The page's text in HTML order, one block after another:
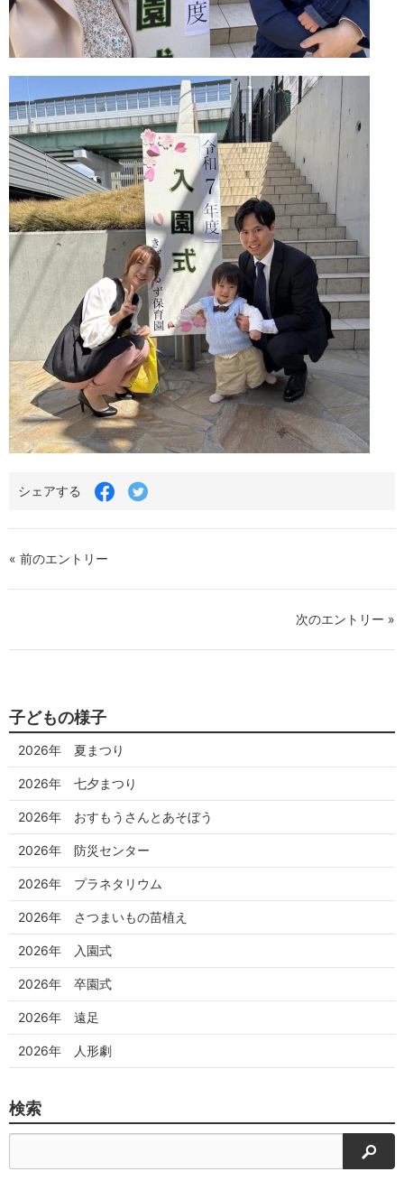
シェアする
Facebook
ェ
Twitter
ェ
« 前のエントリー
次のエントリー »
子どもの様子
2026年 夏まつり
2026年 七夕まつり
2026年 おすもうさんとあそぼう
2026年 防災センター
2026年 プラネタリウム
2026年 さつまいもの苗植え
2026年 入園式
2026年 卒園式
2026年 遠足
2026年 人形劇
検索
検索